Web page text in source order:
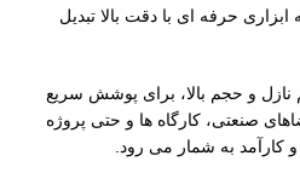
حرفه‌ ای با دقت بالا تبدیل
نازل و حجم بالا، برای پوشش سریع
صنعتی، کارگاه‌ ها و حتی پروژه‌
کارآمد به شمار می‌ رود.